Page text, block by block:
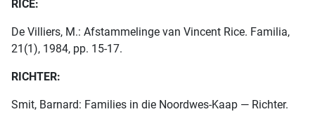
RICE:
De Villiers, M.: Afstammelinge van Vincent Rice. Familia,
21(1), 1984, pp. 15-17.
RICHTER:
Smit, Barnard: Families in die Noordwes-Kaap — Richter.